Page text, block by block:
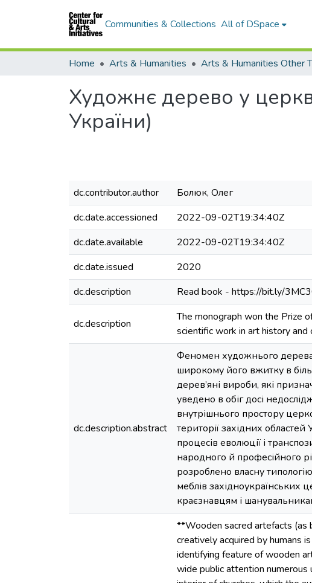
Communities & Collections All of DSpace
Home Arts & Humanities
Художнє дерево у
України)
dc.contributor.author
Болюк, Олег
dc.date.accessioned
2022-09-02T19:34:40Z
dc.date.available
2022-09-02T19:34:40Z
dc.date.issued
2020
dc.description
Read book - https://bit.ly/
dc.description
The monograph won the Prize
scientific work in art history and
dc.description.abstract
Феномен художнього
широкому його вжитку в
дерев’яні вироби, які
уведено в обіг досі
внутрішнього простору
території західних
процесів еволюції і
народного й професійного
розроблено власну
меблів
краєзнавцям і
**Wooden sacred artefacts (as
creatively acquired by humans
identifying feature of wooden
wide public attention numerous